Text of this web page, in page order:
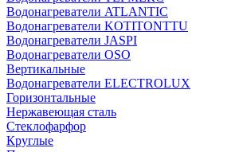
Водонагреватели ATLANTIC
Водонагреватели KOTITONTTU
Водонагреватели JASPI
Водонагреватели OSO
Вертикальные
Водонагреватели ELECTROLUX
Горизонтальные
Нержавеющая сталь
Стеклофарфор
Круглые